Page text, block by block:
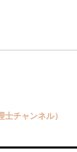
チャンネル）